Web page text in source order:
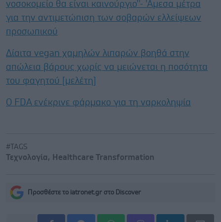
νοσοκομείο θα είναι καινούργιο''- 'Αμεσα μέτρα
για την αντιμετώπιση των σοβαρών ελλείψεων
προσωπικού
Δίαιτα vegan χαμηλών λιπαρών βοηθά στην
απώλεια βάρους χωρίς να μειώνεται η ποσότητα
του φαγητού [μελέτη]
Ο FDA ενέκρινε φάρμακο για τη ναρκοληψία
#TAGS
Τεχνολογία, Healthcare Transformation
Προσθέστε το iatronet.gr στο Discover